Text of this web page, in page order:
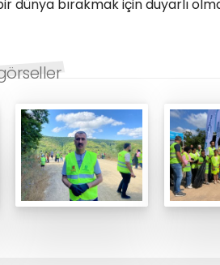
dünya bırakmak için duyarlı